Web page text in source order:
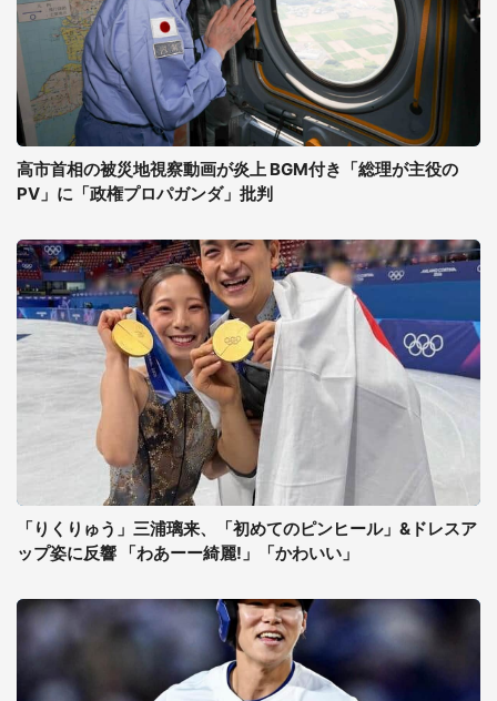
高市首相の被災地視察動画が炎上 BGM付き「総理が主役の
PV」に「政権プロパガンダ」批判
「りくりゅう」三浦璃来、「初めてのピンヒール」&ドレスア
ップ姿に反響 「わあーー綺麗!」「かわいい」